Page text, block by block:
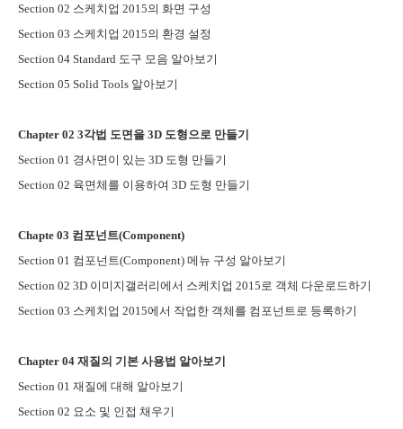
Section 02 스케치업 2015의 화면 구성
Section 03 스케치업 2015의 환경 설정
Section 04 Standard 도구 모음 알아보기
Section 05 Solid Tools 알아보기
Chapter 02 3각법 도면을 3D 도형으로 만들기
Section 01 경사면이 있는 3D 도형 만들기
Section 02 육면체를 이용하여 3D 도형 만들기
Chapte 03 컴포넌트(Component)
Section 01 컴포넌트(Component) 메뉴 구성 알아보기
Section 02 3D 이미지갤러리에서 스케치업 2015 로 객체 다운로드하기
Section 03 스케치업 2015에서 작업한 객체를 컴포넌트로 등록하기
Chapter 04 재질의 기본 사용법 알아보기
Section 01 재질에 대해 알아보기
Section 02 요소 및 인접 채우기